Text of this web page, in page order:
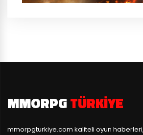
MMORPGTÜRKIYE
mmorpgturkiye.com kaliteli oyun